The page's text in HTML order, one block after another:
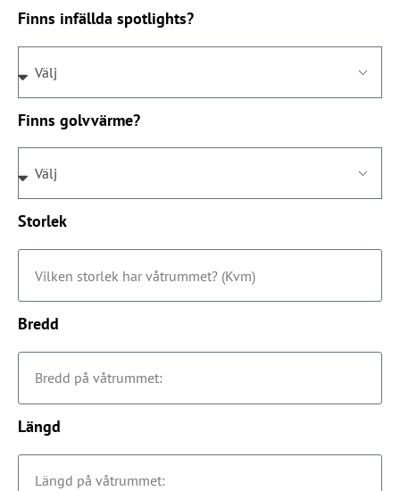
Finns infällda spotlights?
Finns golvvärme?
Storlek
Bredd
Längd